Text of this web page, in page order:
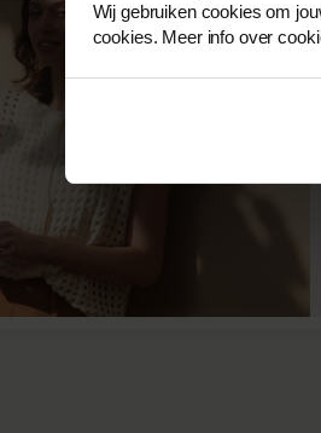
Wij gebruiken cookies om
cookies. Meer info over